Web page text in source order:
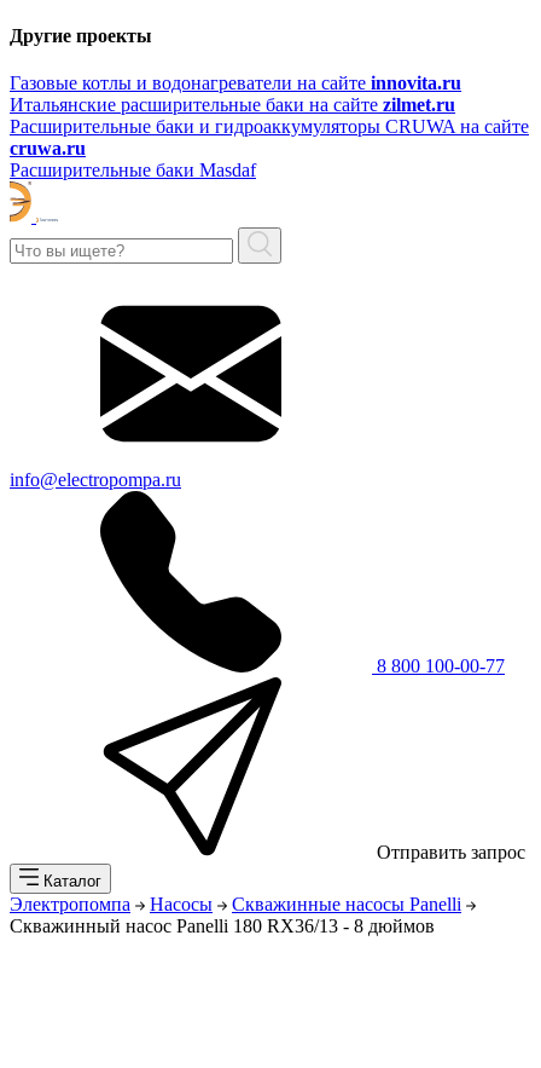
Другие проекты
Газовые котлы и водонагреватели на сайте innovita.ru
Итальянские расширительные баки на сайте zilmet.ru
Расширительные баки и гидроаккумуляторы CRUWA на сайте
cruwa.ru
Расширительные баки Masdaf
info@electropompa.ru
8 800 100-00-77
Отправить запрос
Каталог
Электропомпа Насосы
Скважинные насосы Panelli
Скважинный насос Panelli 180 RX36/13 - 8 дюймов